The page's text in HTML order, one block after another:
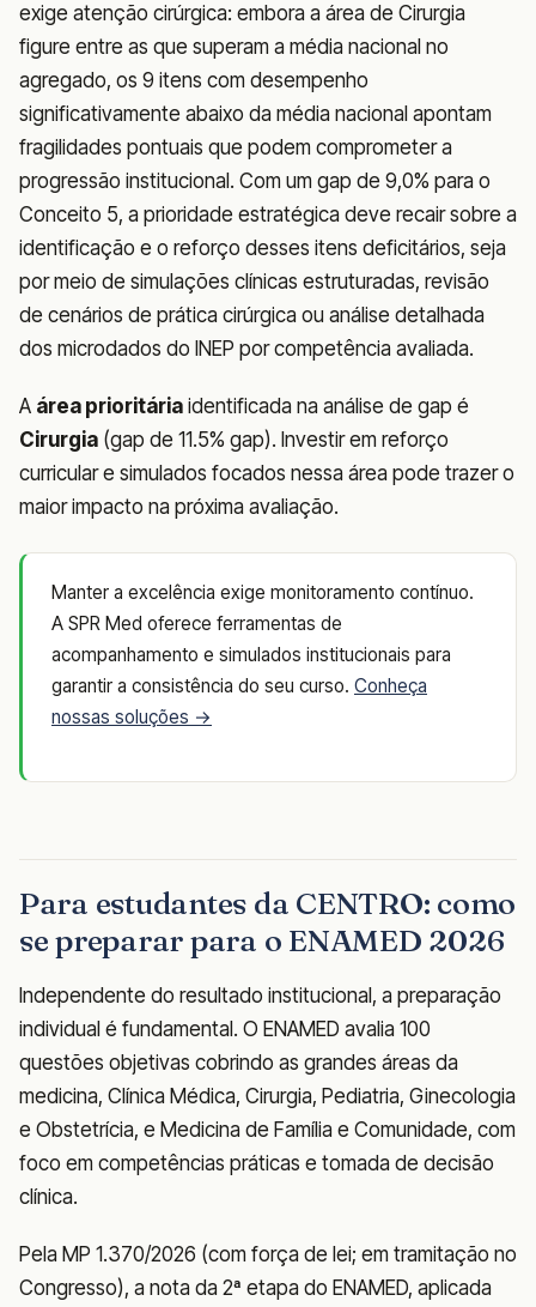
exige atenção cirúrgica: embora a área de Cirurgia
figure entre as que superam a média nacional no
agregado, os 9 itens com desempenho
significativamente abaixo da média nacional apontam
fragilidades pontuais que podem comprometer a
progressão institucional. Com um gap de 9,0% para o
Conceito 5, a prioridade estratégica deve recair sobre a
identificação e o reforço desses itens deficitários, seja
por meio de simulações clínicas estruturadas, revisão
de cenários de prática cirúrgica ou análise detalhada
dos microdados do INEP por competência avaliada.
A área prioritária identificada na análise de gap é
Cirurgia (gap de 11.5% gap). Investir em reforço
curricular e simulados focados nessa área pode trazer o
maior impacto na próxima avaliação.
Manter a excelência exige monitoramento contínuo.
A SPR Med oferece ferramentas de
acompanhamento e simulados institucionais para
garantir a consistência do seu curso. Conheça
nossas soluções →
Para estudantes da CENTRO: como
se preparar para o ENAMED 2026
Independente do resultado institucional, a preparação
individual é fundamental. O ENAMED avalia 100
questões objetivas cobrindo as grandes áreas da
medicina, Clínica Médica, Cirurgia, Pediatria, Ginecologia
e Obstetrícia, e Medicina de Família e Comunidade, com
foco em competências práticas e tomada de decisão
clínica.
Pela MP 1.370/2026 (com força de lei; em tramitação no
Congresso), a nota da 2ª etapa do ENAMED, aplicada